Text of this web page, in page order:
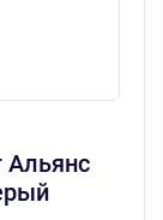
Альянс